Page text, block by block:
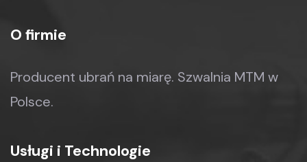
O firmie
Producent ubrań na miarę. Szwalnia MTM w
Polsce.
Usługi i Technologie